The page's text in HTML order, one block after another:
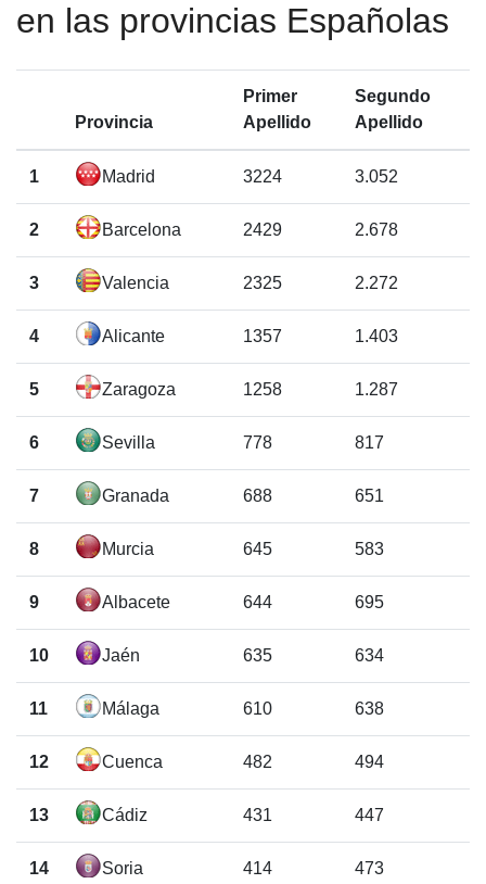
en las provincias Españolas
Provincia
Primer
Apellido
Segundo
Apellido
1 Madrid 3224 3.052
2 Barcelona 2429 2.678
3 Valencia 2325 2.272
4 Alicante 1357 1.403
5 Zaragoza 1258 1.287
6 Sevilla 778 817
7 Granada 688 651
8 Murcia 645 583
9 Albacete 644 695
10 Jaén 635 634
11 Málaga 610 638
12 Cuenca 482 494
13 Cádiz 431 447
14 Soria 414 473